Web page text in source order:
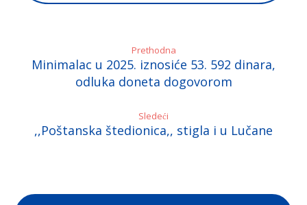
Prethodna
Minimalac u 2025. iznosiće 53. 592 dinara,
odluka doneta dogovorom
Sledeći
,,Poštanska štedionica,, stigla i u Lučane